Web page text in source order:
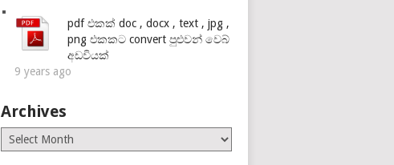
pdf එකක් doc , docx , text , jpg ,
png එකකට convert පුළුවන් වෙබ්
අඩවියක්
9 years ago
Archives
Archives